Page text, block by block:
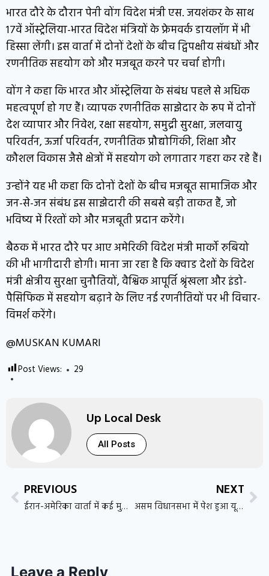
भारत दौरे के दौरान पेनी वोंग विदेश मंत्री एस. जयशंकर के साथ
17वें ऑस्ट्रेलिया-भारत विदेश मंत्रियों के फ्रेमवर्क डायलॉग में भी
हिस्सा लेंगी। इस वार्ता में दोनों देशों के बीच द्विपक्षीय संबंधों और
रणनीतिक सहयोग को और मजबूत करने पर चर्चा होगी।
वोंग ने कहा कि भारत और ऑस्ट्रेलिया के संबंध पहले से अधिक
महत्वपूर्ण हो गए हैं। व्यापक रणनीतिक साझेदार के रूप में दोनों
देश व्यापार और निवेश, रक्षा सहयोग, समुद्री सुरक्षा, जलवायु
परिवर्तन, ऊर्जा परिवर्तन, रणनीतिक प्रौद्योगिकी, शिक्षा और
कौशल विकास जैसे क्षेत्रों में सहयोग को लगातार गहरा कर रहे हैं।
उन्होंने यह भी कहा कि दोनों देशों के बीच मजबूत सामाजिक और
जन-से-जन संबंध इस साझेदारी की सबसे बड़ी ताकत हैं, जो
भविष्य में रिश्तों को और मजबूती प्रदान करेंगे।
बैठक में भारत दौरे पर आए अमेरिकी विदेश मंत्री मार्को रुबियो
की भी भागीदारी होगी। माना जा रहा है कि क्वाड देशों के विदेश
मंत्री क्षेत्रीय सुरक्षा चुनौतियों, वैश्विक आपूर्ति श्रृंखला और इंडो-
पैसिफिक में सहयोग बढ़ाने के लिए नई रणनीतियों पर भी विचार-
विमर्श करेंगे।
@MUSKAN KUMARI
Post Views: 29
Up Local Desk
All Posts
PREVIOUS
ईरान-अमेरिका वार्ता में कई मुद्दों पर बनी सहमति, लेकिन समझौते पर अभी सस्पेंस बरकरार
NEXT
असम विधानसभा में पेश हुआ यूसीसी बिल 2026, एक से ज्यादा शादी पर रोक; विवाह और तलाक का रजिस्ट्रेशन होगा अनिवार्य
Leave a Reply